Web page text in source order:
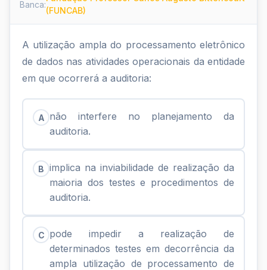
Banca:
(FUNCAB)
A utilização ampla do processamento eletrônico
de dados nas atividades operacionais da entidade
em que ocorrerá a auditoria:
A não interfere no planejamento da
auditoria.
B implica na inviabilidade de realização da
maioria dos testes e procedimentos de
auditoria.
C pode impedir a realização de
determinados testes em decorrência da
ampla utilização de processamento de